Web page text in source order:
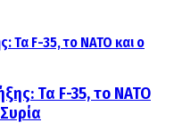
Τα F-35, το ΝΑΤΟ